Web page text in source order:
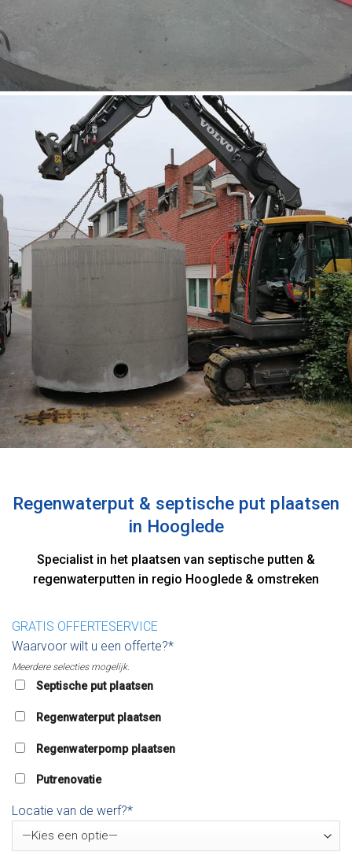
Regenwaterput & septische put plaatsen
in Hooglede
Specialist in het plaatsen van septische putten &
regenwaterputten in regio Hooglede & omstreken
GRATIS OFFERTESERVICE
Waarvoor wilt u een offerte?*
Meerdere selecties mogelijk.
Septische put plaatsen
Regenwaterput plaatsen
Regenwaterpomp plaatsen
Putrenovatie
Locatie van de werf?*